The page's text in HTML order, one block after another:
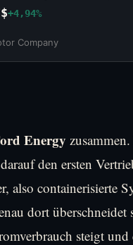
+4,94%
Company
Energy
den ersten
also containerisierte
dort überschneidet
steigt